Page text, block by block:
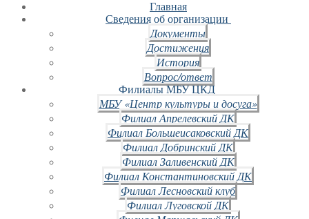
Главная
Сведения об организации
Документы
Достижения
История
Вопрос/ответ
Филиалы МБУ ЦКД
МБУ «Центр культуры и досуга»
Филиал Апрелевский ДК
Филиал Большеисаковский ДК
Филиал Добринский ДК
Филиал Заливенский ДК
Филиал Константиновский ДК
Филиал Лесновский клуб
Филиал Луговской ДК